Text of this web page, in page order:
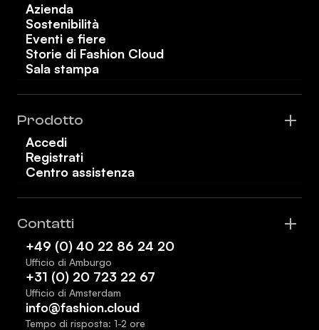
Azienda
Sostenibilità
Eventi e fiere
Storie di Fashion Cloud
Sala stampa
Prodotto
Accedi
Registrati
Centro assistenza
Contatti
+49 (0) 40 22 86 24 20
Ufficio di Amburgo
+31 (0) 20 723 22 67
Ufficio di Amsterdam
info@fashion.cloud
Tempo di risposta: 1-2 ore